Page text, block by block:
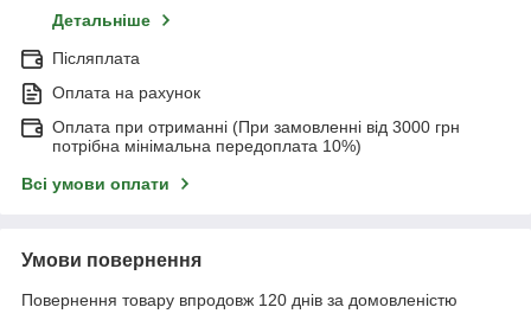
Детальніше
Післяплата
Оплата на рахунок
Оплата при отриманні (При замовленні від 3000 грн
потрібна мінімальна передоплата 10%)
Всі умови оплати
Умови повернення
Повернення товару впродовж 120 днів за домовленістю